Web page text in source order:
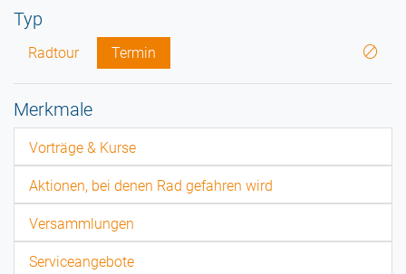
Typ
Radtour Termin
Merkmale
Vorträge & Kurse
Aktionen, bei denen Rad gefahren wird
Versammlungen
Serviceangebote